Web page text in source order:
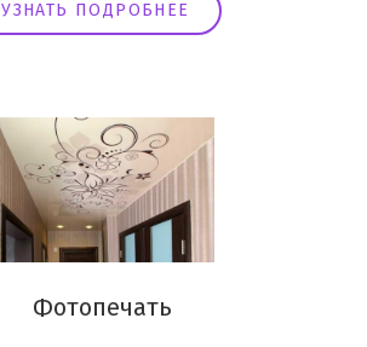
УЗНАТЬ ПОДРОБНЕЕ
Фотопечать